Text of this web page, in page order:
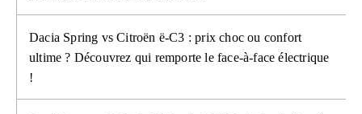
Dacia Spring vs Citroën ë-C3 : prix choc ou confort
ultime ? Découvrez qui remporte le face-à-face électrique
!